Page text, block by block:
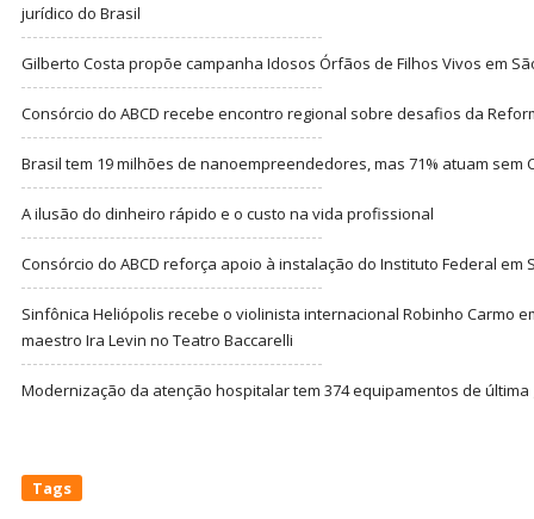
jurídico do Brasil
Gilberto Costa propõe campanha Idosos Órfãos de Filhos Vivos em
Consórcio do ABCD recebe encontro regional sobre desafios da
Brasil tem 19 milhões de nanoempreendedores, mas 71% atuam sem
A ilusão do dinheiro rápido e o custo na vida profissional
Consórcio do ABCD reforça apoio à instalação do Instituto Federal em
Sinfônica Heliópolis recebe o violinista internacional Robinho Carmo
maestro Ira Levin no Teatro Baccarelli
Modernização da atenção hospitalar tem 374 equipamentos de última
Tags